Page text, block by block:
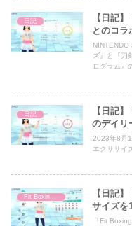
日記
【日記
とのコラ
NINTENDO
ズ』と『刀
ログラム』
日記
【日記
のデイリ
2023年8月
エクササイ
【日記
サイズを
『Fit